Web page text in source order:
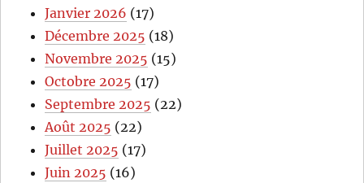
Janvier 2026 (17)
Décembre 2025 (18)
Novembre 2025 (15)
Octobre 2025 (17)
Septembre 2025 (22)
Août 2025 (22)
Juillet 2025 (17)
Juin 2025 (16)